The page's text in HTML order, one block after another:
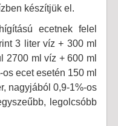
készítjük el.
ecetnek felel
3 liter víz + 300 ml
2700 ml víz + 600 ml
ecet esetén 150 ml
nagyjából 0,9-1%-os
legolcsóbb